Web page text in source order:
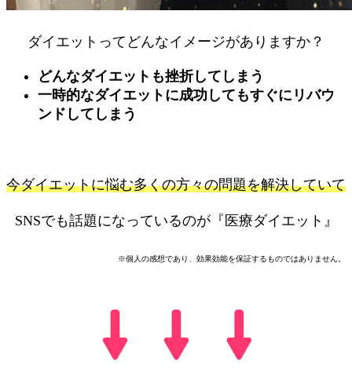
ダイエットってどんなイメージがありますか？
どんなダイエットも挫折してしまう
一時的なダイエットに成功してもすぐにリバウ
ンドしてしまう
今ダイエットに悩む多くの方々の問題を解決していて
SNSでも話題になっているのが『医療ダイエット』
※個人の感想であり、効果効能を保証するものではありません。